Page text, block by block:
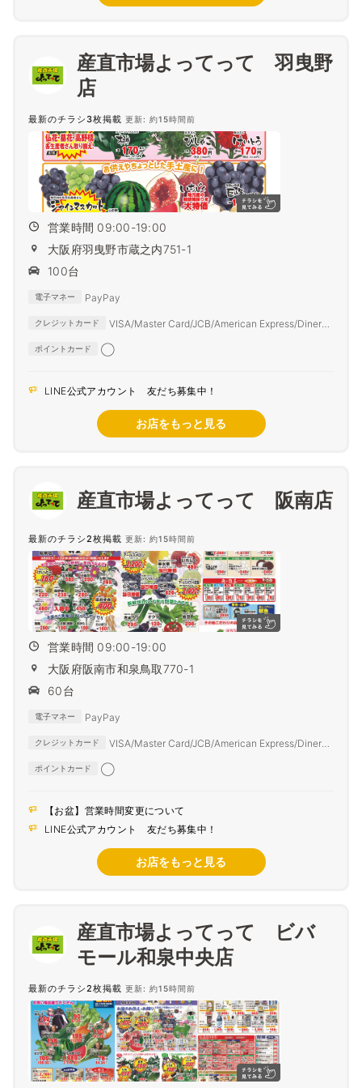
産直市場よってって 羽曳野
店
最新のチラシ3枚掲載 更新: 約15時間前
営業時間 09:00-19:00
大阪府羽曳野市蔵之内751-1
100台
電子マネー PayPay
クレジットカード
VISA/Master Card/JCB/American Express/Diners
ポイントカード ◯
LINE公式アカウント 友だち募集中！
お店をもっと見る
産直市場よってって 阪南店
最新のチラシ2枚掲載 更新: 約15時間前
営業時間 09:00-19:00
大阪府阪南市和泉鳥取770-1
60台
電子マネー PayPay
クレジットカード
VISA/Master Card/JCB/American Express/Diners
ポイントカード ◯
【お盆】営業時間変更について
LINE公式アカウント 友だち募集中！
お店をもっと見る
産直市場よってって ビバ
モール和泉中央店
最新のチラシ2枚掲載 更新: 約15時間前